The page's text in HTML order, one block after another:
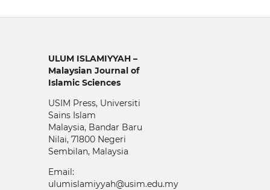
ULUM ISLAMIYYAH –
Malaysian Journal of
Islamic Sciences
USIM Press, Universiti
Sains Islam
Malaysia, Bandar Baru
Nilai, 71800 Negeri
Sembilan, Malaysia
Email:
ulumislamiyyah@usim.edu.my